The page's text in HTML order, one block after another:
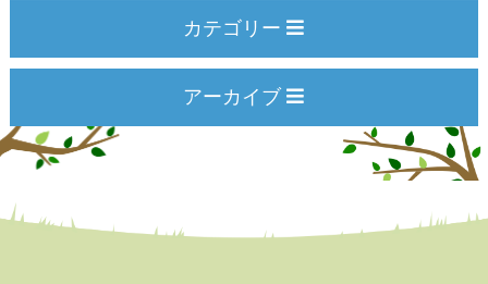
カテゴリー
アーカイブ